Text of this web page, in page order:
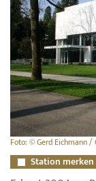
Foto: © Gerd Eichmann /
Station merken